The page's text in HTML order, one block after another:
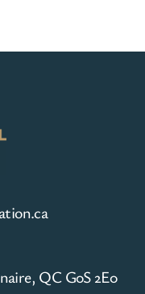
QC G0S 2E0